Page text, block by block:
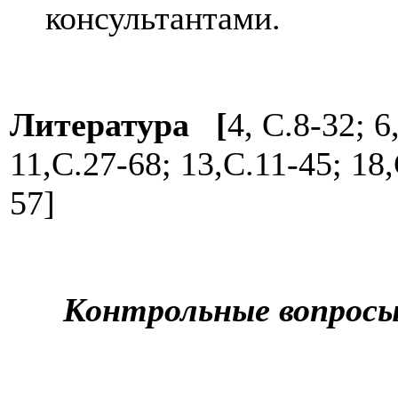
консультантами.
Литература [4, C.8-32;
11,С.27-68; 13,С.11-45;
57]
Контрольные